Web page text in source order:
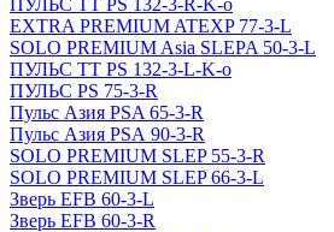
ПУЛЬС ТТ PS 132-3-R-K-o
EXTRA PREMIUM ATEXP 77-3-L
SOLO PREMIUM Asia SLEPA 50-3-L
ПУЛЬС ТТ PS 132-3-L-K-o
ПУЛЬС PS 75-3-R
Пульс Азия PSA 65-3-R
Пульс Азия PSА 90-3-R
SOLO PREMIUM SLEP 55-3-R
SOLO PREMIUM SLEP 66-3-L
Зверь EFB 60-3-L
Зверь EFB 60-3-R